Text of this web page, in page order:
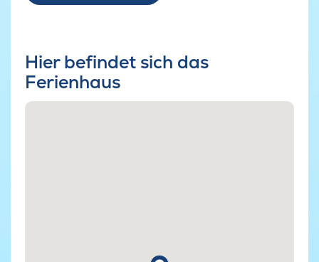
Hier befindet sich das
Ferienhaus